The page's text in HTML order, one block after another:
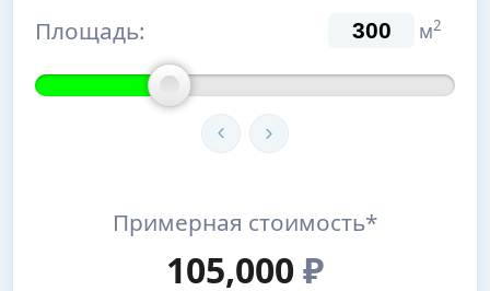
Площадь: м2
Примерная стоимость*
105,000₽